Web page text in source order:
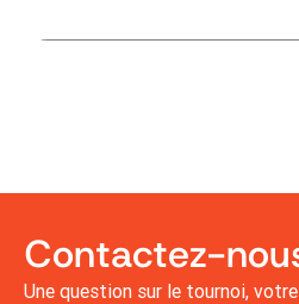
Contactez-
Une question sur le tournoi,